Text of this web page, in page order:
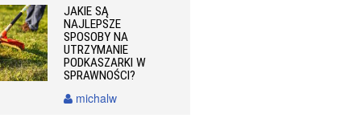
JAKIE SĄ
NAJLEPSZE
SPOSOBY NA
UTRZYMANIE
PODKASZARKI W
SPRAWNOŚCI?
michalw